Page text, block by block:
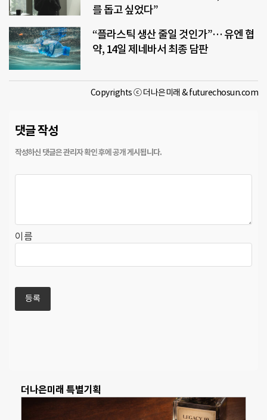
를 돕고 싶었다”
“플라스틱 생산 줄일 것인가”… 유엔 협
약, 14일 제네바서 최종 담판
Copyrights ⓒ 더나은미래 & futurechosun.com
댓글 작성
이름
더나은미래 특별기획